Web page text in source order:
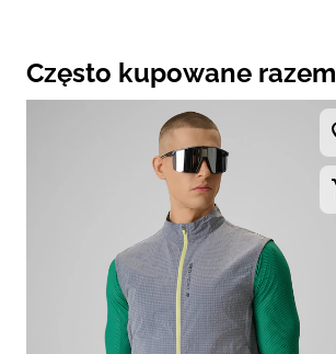
Często kupowane razem